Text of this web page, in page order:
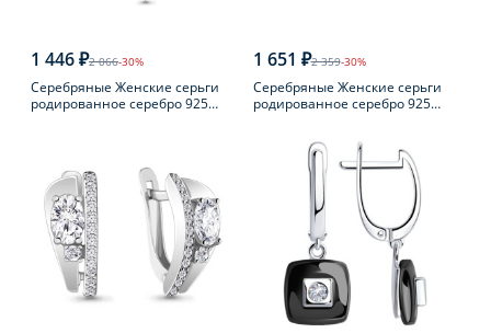
1 446 ₽2 066-30%
Серебряные Женские серьги
родированное серебро 925
1 651 ₽2 359-30%
Серебряные Женские серьги
родированное серебро 925